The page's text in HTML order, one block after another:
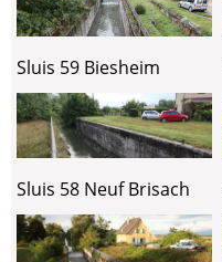
Sluis 59 Biesheim
Sluis 58 Neuf Brisach